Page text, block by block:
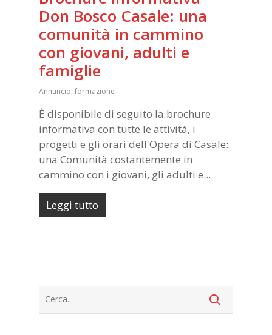
Don Bosco Casale: una
comunità in cammino
con giovani, adulti e
famiglie
Annuncio, formazione
È disponibile di seguito la brochure
informativa con tutte le attività, i
progetti e gli orari dell'Opera di Casale:
una Comunità costantemente in
cammino con i giovani, gli adulti e...
Leggi tutto